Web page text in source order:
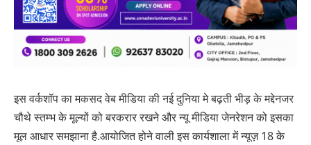
इस वर्कशॉप का मकसद वेब मीडिया की नई दुनिया मे बढ़ती भीड़ के मद्देनजर
चौथे स्तम्भ के मूल्यों को बरकरार रखने और न्यू मीडिया जेनरेशन को इसका
मूल आधार समझाना है.आयोजित होने वाली इस कार्यशाला में न्यूज़ 18 के